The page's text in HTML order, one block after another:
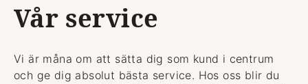
Vår service
Vi är måna om att sätta dig som kund i centrum
och ge dig absolut bästa service. Hos oss blir du